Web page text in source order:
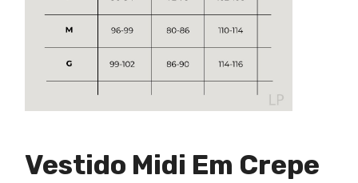
Vestido Midi Em Crepe